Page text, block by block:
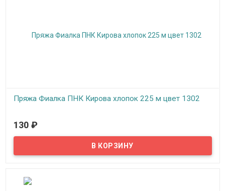
Пряжа Фиалка ПНК Кирова хлопок 225 м цвет 1302
подходит для машинного вязания, можно вязать верхний
трикотаж, скатерти, салфетки, покрывала, пледы.
130 ₽